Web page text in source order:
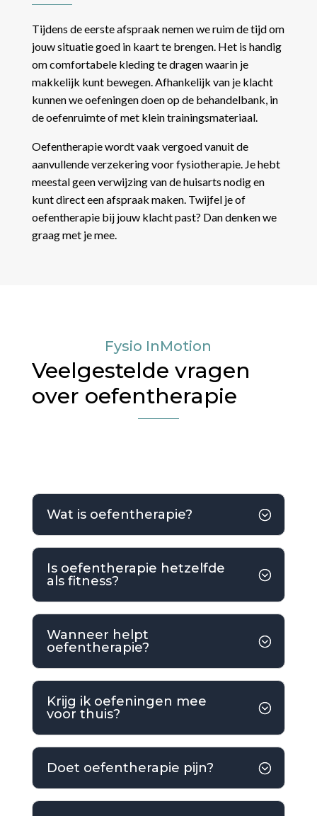
Tijdens de eerste afspraak nemen we ruim de tijd om
jouw situatie goed in kaart te brengen. Het is handig
om comfortabele kleding te dragen waarin je
makkelijk kunt bewegen. Afhankelijk van je klacht
kunnen we oefeningen doen op de behandelbank, in
de oefenruimte of met klein trainingsmateriaal.
Oefentherapie wordt vaak vergoed vanuit de
aanvullende verzekering voor fysiotherapie. Je hebt
meestal geen verwijzing van de huisarts nodig en
kunt direct een afspraak maken. Twijfel je of
oefentherapie bij jouw klacht past? Dan denken we
graag met je mee.
Fysio InMotion
Veelgestelde vragen
over oefentherapie
Wat is oefentherapie?
Is oefentherapie hetzelfde
als fitness?
Wanneer helpt
oefentherapie?
Krijg ik oefeningen mee
voor thuis?
Doet oefentherapie pijn?